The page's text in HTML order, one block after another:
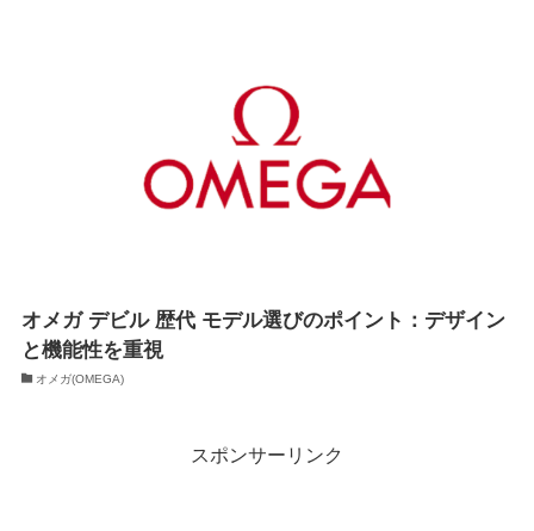
オメガ デビル 歴代 モデル選びのポイント：デザイン
と機能性を重視
オメガ(OMEGA)
スポンサーリンク